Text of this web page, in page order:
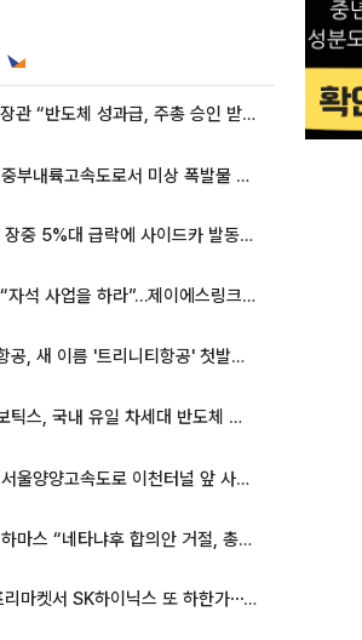
김정관 장관 “반도체 성과급, 주총 승인 받도록”…상법·자본시장법 개정 시사
중부내륙고속도로서 미상 폭발물 발견
코스피, 장중 5%대 급락에 사이드카 발동…삼성·SK 동반 폭락
트럼프 “자석 사업을 하라”…제이에스링크, 비중국 영구자석 공급망 구축 속도
티웨이항공, 새 이름 '트리니티항공' 첫발…SSC 전략 본격화
라온로보틱스, 국내 유일 차세대 반도체 공정 로봇 개발 ‘고객사 테스트 진행’
서울양양고속도로 이천터널 앞 사고 발생
하마스 “네타냐후 합의안 거절, 총선 앞두고 시간 끌기”
NXT 프리마켓서 SK하이닉스 또 하한가⋯‘11주 거래’에 시초가 왜곡